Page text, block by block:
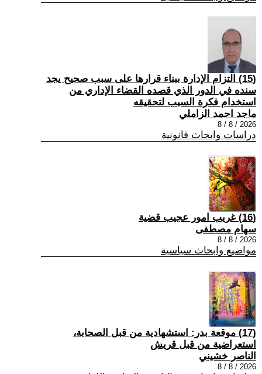
(15) التزام الإدارة ببناء قرارها على سبب صحیح یجد
سنده في الدور الذي قصده القضاء الإداري من
استخدام فكرة السبب لتحقیقه
ماجد احمد الزاملي
2026 / 8 / 8
دراسات وابحاث قانونية
(16) غريب امور عجيب قضية
سهام مصطفى
2026 / 8 / 8
مواضيع وابحاث سياسية
(17) موقعة بدر: استشهادية من قبل الصحابة،
استعراضية من قبل قريش
الناصر خشيني
2026 / 8 / 8